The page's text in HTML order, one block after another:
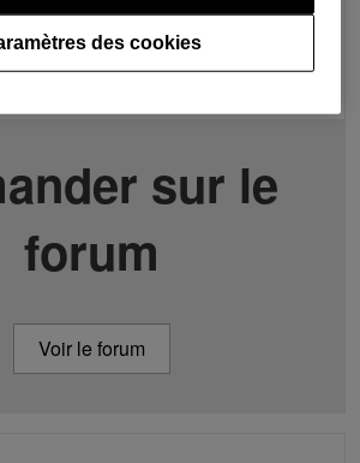
sur le
forum
Voir le forum
des cookies